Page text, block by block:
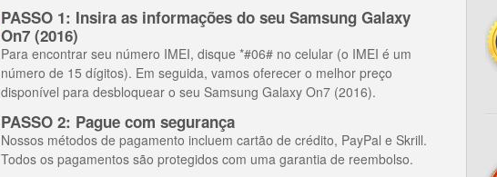
PASSO 1: Insira as informações do seu Samsung Galaxy
On7 (2016)
Para encontrar seu número IMEI, disque *#06# no celular (o IMEI é um
número de 15 dígitos). Em seguida, vamos oferecer o melhor preço
disponível para desbloquear o seu Samsung Galaxy On7 (2016).
PASSO 2: Pague com segurança
Nossos métodos de pagamento incluem cartão de crédito, PayPal e Skrill.
Todos os pagamentos são protegidos com uma garantia de reembolso.